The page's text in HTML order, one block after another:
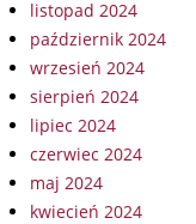
listopad 2024
październik 2024
wrzesień 2024
sierpień 2024
lipiec 2024
czerwiec 2024
maj 2024
kwiecień 2024